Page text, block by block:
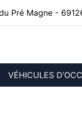
Pré Magne -
VÉHICULES